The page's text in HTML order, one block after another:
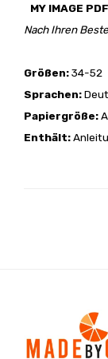
MY IMAGE
Nach Ihren
Größen:34-52
Sprachen:
Papiergröße:
Enthält: